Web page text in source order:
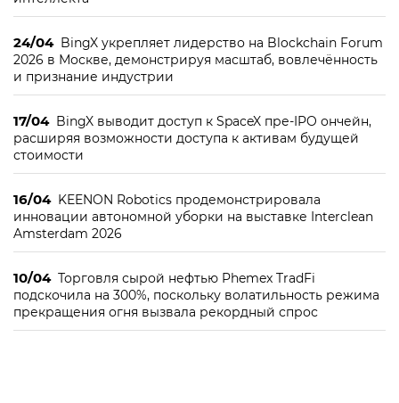
24/04 BingX укрепляет лидерство на Blockchain Forum
2026 в Москве, демонстрируя масштаб, вовлечённость
и признание индустрии
17/04 BingX выводит доступ к SpaceX пре-IPO ончейн,
расширяя возможности доступа к активам будущей
стоимости
16/04 KEENON Robotics продемонстрировала
инновации автономной уборки на выставке Interclean
Amsterdam 2026
10/04 Торговля сырой нефтью Phemex TradFi
подскочила на 300%, поскольку волатильность режима
прекращения огня вызвала рекордный спрос